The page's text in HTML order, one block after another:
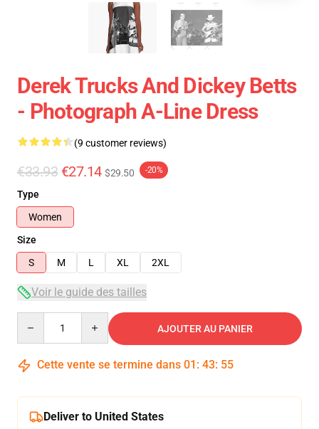
Derek Trucks And Dickey Betts
- Photograph A-Line Dress
(9 customer reviews)
€33.93 €27.14 $29.50 -20%
Type
Women
Size
S
M L XL 2XL
Voir le guide des tailles
AJOUTER AU PANIER
Cette vente se termine dans 01 : 43: 54
Deliver to United States